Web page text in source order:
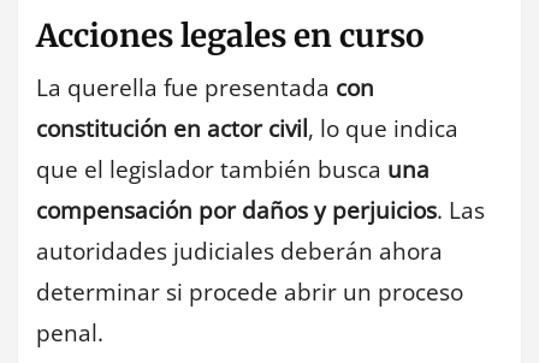
Acciones legales en curso
La querella fue presentada con
constitución en actor civil, lo que indica
que el legislador también busca una
compensación por daños y perjuicios. Las
autoridades judiciales deberán ahora
determinar si procede abrir un proceso
penal.